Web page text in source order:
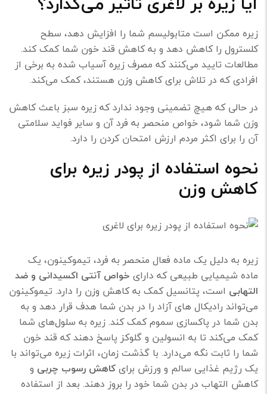
زیره ممکن است متابولیسم شما را افزایش دهد، سطح
کلسترول را کاهش دهد و به کاهش قند خون شما کمک کند.
مطالعات تایید می‌کنند که مصرف زیره آسیاب شده به برخی از
افرادی که در تلاش برای کاهش وزن هستند، کمک می‌کند.
در حالی که هیچ تضمینی وجود ندارد که زیره سبز باعث کاهش
وزن شما شود، خواص منحصر به فرد آن و سایر فواید سلامتی
آن را برای اکثر مردم ارزش امتحان کردن را دارد.
نحوه استفاده از پودر زیره برای
کاهش وزن
زیره به دلیل یک ماده فعال منحصر به فرد، تیموکینون، یک
ماده شیمیایی طبیعی که دارای خواص آنتی اکسیدانی و ضد
التهابی است، پتانسیل کمک به کاهش وزن را دارد. تیموکینون
می‌تواند رادیکال های آزاد را در بدن شما هدف قرار دهد و به
بدن شما در پاکسازی سموم کمک کند. زیره به سلول‌های شما
کمک می‌کند تا به انسولین و گلوکز پاسخ دهند که قند خون
شما را ثابت نگه می‌دارد. با گذشت زمان، اثرات زیره می‌تواند با
یک رژیم غذایی سالم و ورزش برایکاهش رسوب چربی و
کاهش التهاب در بدن شما خود را بروز دهند. بعد از استفاده